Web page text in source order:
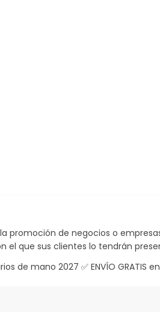
promoción de negocios o
que sus clientes lo tendrán
de mano 2027 ✅ ENVÍO GRATIS